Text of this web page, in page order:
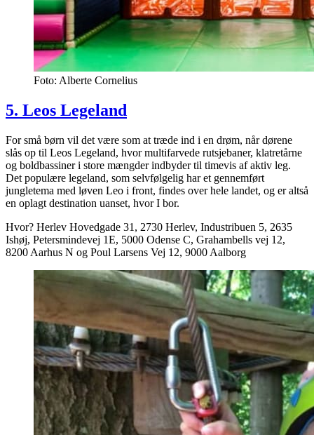
Foto: Alberte Cornelius
5. Leos Legeland
For små børn vil det være som at træde ind i en drøm, når dørene
slås op til Leos Legeland, hvor multifarvede rutsjebaner, klatretårne
og boldbassiner i store mængder indbyder til timevis af aktiv leg.
Det populære legeland, som selvfølgelig har et gennemført
jungletema med løven Leo i front, findes over hele landet, og er altså
en oplagt destination uanset, hvor I bor.
Hvor? Herlev Hovedgade 31, 2730 Herlev, Industribuen 5, 2635
Ishøj, Petersmindevej 1E, 5000 Odense C, Grahambells vej 12,
8200 Aarhus N og Poul Larsens Vej 12, 9000 Aalborg